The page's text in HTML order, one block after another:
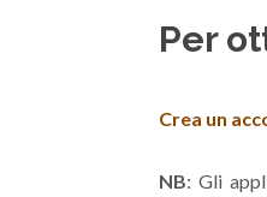
Per
Crea un
NB: Gli